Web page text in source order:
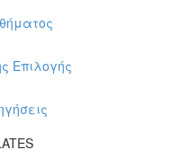
Επιλογής